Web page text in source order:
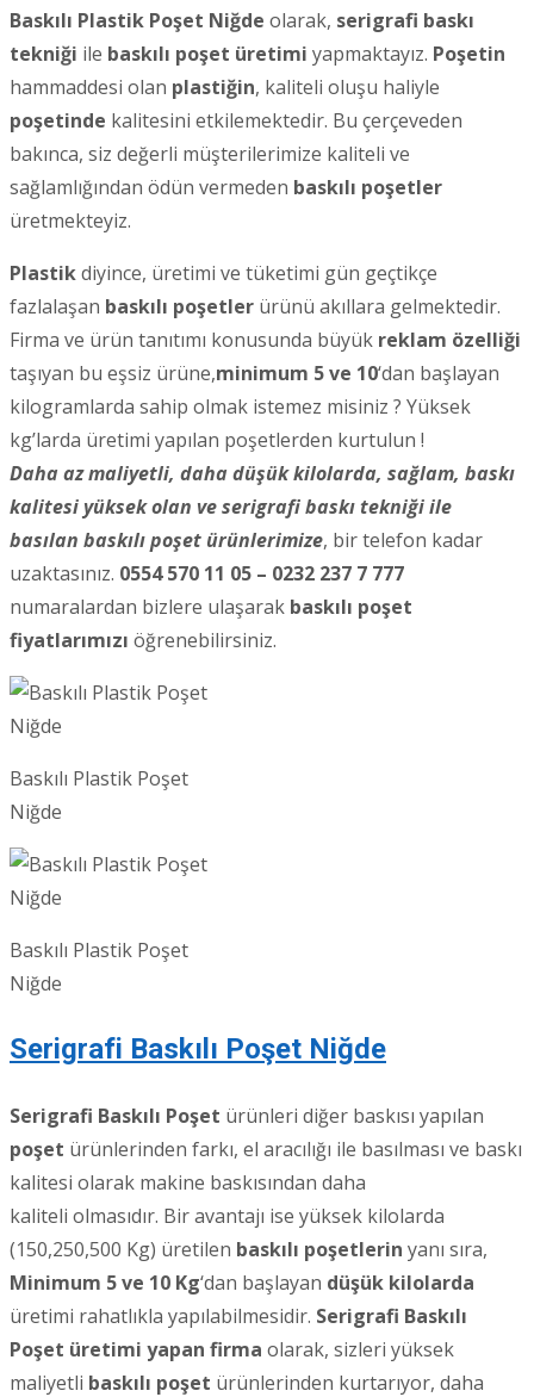
Baskılı Plastik Poşet Niğde olarak, serigrafi baskı
tekniği ile baskılı poşet üretimi yapmaktayız. Poşetin
hammaddesi olan plastiğin, kaliteli oluşu haliyle
poşetinde kalitesini etkilemektedir. Bu çerçeveden
bakınca, siz değerli müşterilerimize kaliteli ve
sağlamlığından ödün vermeden baskılı poşetler
üretmekteyiz.
Plastikdiyince, üretimi ve tüketimi gün geçtikçe
fazlalaşan baskılı poşetler ürünü akıllara gelmektedir.
Firma ve ürün tanıtımı konusunda büyük reklam özelliği
taşıyan bu eşsiz ürüne,minimum 5 ve 10‘dan başlayan
kilogramlarda sahip olmak istemez misiniz ? Yüksek
kg’larda üretimi yapılan poşetlerden kurtulun !
Daha az maliyetli, daha düşük kilolarda, sağlam, baskı
kalitesi yüksek olan ve serigrafi baskı tekniği ile
basılan baskılı poşet ürünlerimize, bir telefon kadar
uzaktasınız. 0554 570 11 05 – 0232 237 7 777
numaralardan bizlere ulaşarak baskılı poşet
fiyatlarımızı öğrenebilirsiniz.
Baskılı Plastik Poşet
Niğde
Baskılı Plastik Poşet
Niğde
Serigrafi Baskılı Poşet Niğde
Serigrafi Baskılı Poşet ürünleri diğer baskısı yapılan
poşet ürünlerinden farkı, el aracılığı ile basılması ve baskı
kalitesi olarak makine baskısından daha
kaliteli olmasıdır. Bir avantajı ise yüksek kilolarda
(150,250,500 Kg) üretilen baskılı poşetlerin yanı sıra,
Minimum 5 ve 10 Kg‘dan başlayan düşük kilolarda
üretimi rahatlıkla yapılabilmesidir. Serigrafi Baskılı
Poşet üretimi yapan firma olarak, sizleri yüksek
maliyetli baskılı poşet ürünlerinden kurtarıyor, daha